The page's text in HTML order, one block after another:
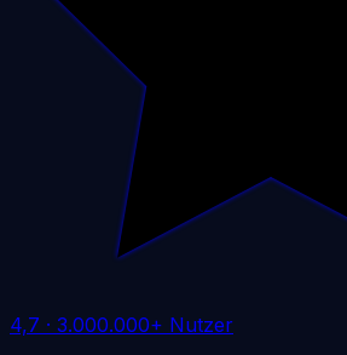
4,7 · 3.000.000+ Nutzer